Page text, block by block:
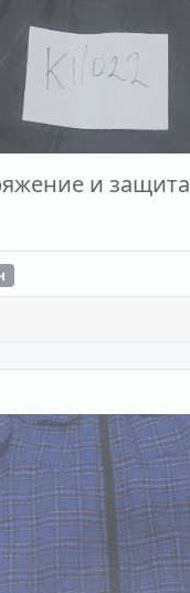
и защита